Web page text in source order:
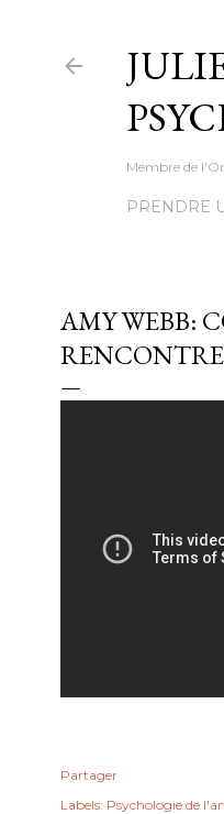
Membre de
PRENDRE
AMY WEBB:
Partager
Labels: Psychologie de